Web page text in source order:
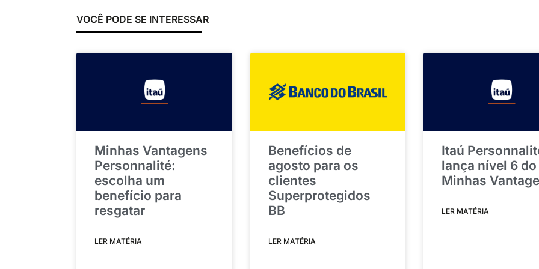
VOCÊ PODE SE INTERESSAR
Minhas Vantagens
Personnalité:
escolha um
benefício para
resgatar
LER MATÉRIA
Benefícios de
agosto para os
clientes
Superprotegidos
BB
LER MATÉRIA
Itaú
lança nível 6 do
Minhas
LER MATÉRIA